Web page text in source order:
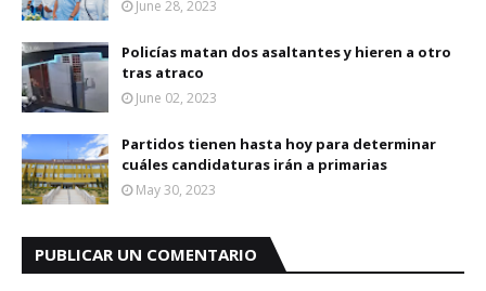
June 28, 2023
Policías matan dos asaltantes y hieren a otro
tras atraco
June 02, 2023
Partidos tienen hasta hoy para determinar
cuáles candidaturas irán a primarias
May 30, 2023
PUBLICAR UN COMENTARIO